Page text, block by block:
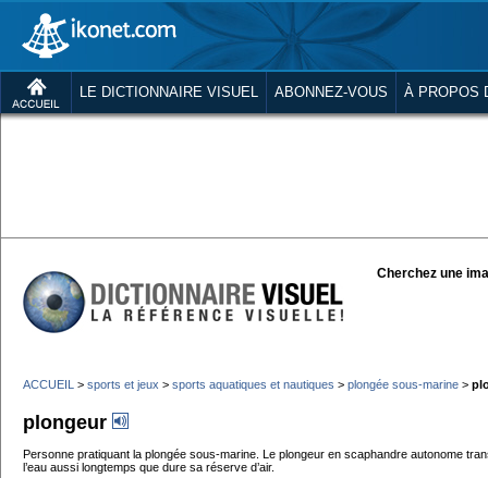
LE DICTIONNAIRE VISUEL ABONNEZ-VOUS À PROPOS
Cherchez une
ACCUEIL > sports et jeux > sports aquatiques et nautiques > plongée sous-marine >
plongeur
Personne pratiquant la plongée sous-marine. Le plongeur en scaphandre autonome
l’eau aussi longtemps que dure sa réserve d’air.